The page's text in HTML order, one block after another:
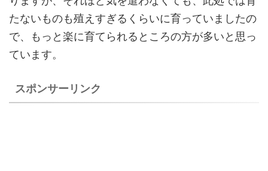
たないものも殖えすぎるくらいに育っていましたの
で、もっと楽に育てられるところの方が多いと思っ
ています。
スポンサーリンク